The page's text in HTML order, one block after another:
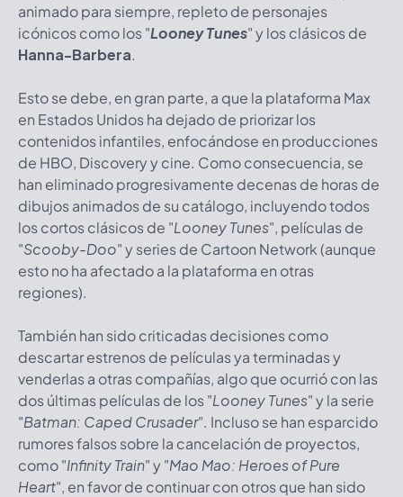
animado para siempre, repleto de personajes
icónicos como los "Looney Tunes" y los clásicos de
Hanna-Barbera.
Esto se debe, en gran parte, a que la plataforma Max
en Estados Unidos ha dejado de priorizar los
contenidos infantiles, enfocándose en producciones
de HBO, Discovery y cine. Como consecuencia, se
han eliminado progresivamente decenas de horas de
dibujos animados de su catálogo, incluyendo todos
los cortos clásicos de "Looney Tunes", películas de
"Scooby-Doo" y series de Cartoon Network (aunque
esto no ha afectado a la plataforma en otras
regiones).
También han sido criticadas decisiones como
descartar estrenos de películas ya terminadas y
venderlas a otras compañías, algo que ocurrió con las
dos últimas películas de los "Looney Tunes"y la serie
"Batman: Caped Crusader". Incluso se han esparcido
rumores falsos sobre la cancelación de proyectos,
como "Infinity Train" y "Mao Mao: Heroes of Pure
Heart", en favor de continuar con otros que han sido